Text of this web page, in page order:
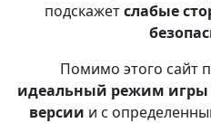
подскажетслабые
Помимо этого сайт
идеальный режим игры
версии и с